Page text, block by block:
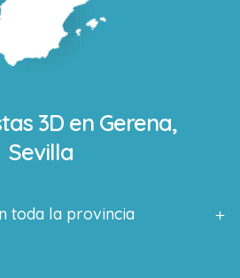
3D en Gerena,
Sevilla
toda la provincia